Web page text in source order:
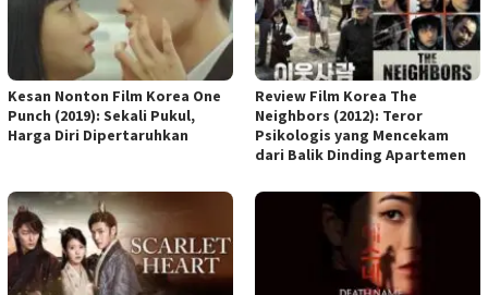
Kesan Nonton Film Korea One
Punch (2019): Sekali Pukul,
Harga Diri Dipertaruhkan
Review Film Korea The
Neighbors (2012): Teror
Psikologis yang Mencekam
dari Balik Dinding Apartemen